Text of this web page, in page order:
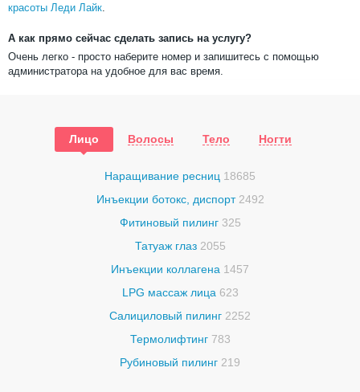
красоты Леди Лайк.
А как прямо сейчас сделать запись на услугу?
Очень легко - просто наберите номер и запишитесь с помощью
администратора на удобное для вас время.
Лицо Волосы Тело Ногти
Наращивание ресниц 18685
Инъекции ботокс, диспорт 2492
Фитиновый пилинг 325
Татуаж глаз 2055
Инъекции коллагена 1457
LPG массаж лица 623
Салициловый пилинг 2252
Термолифтинг 783
Рубиновый пилинг 219